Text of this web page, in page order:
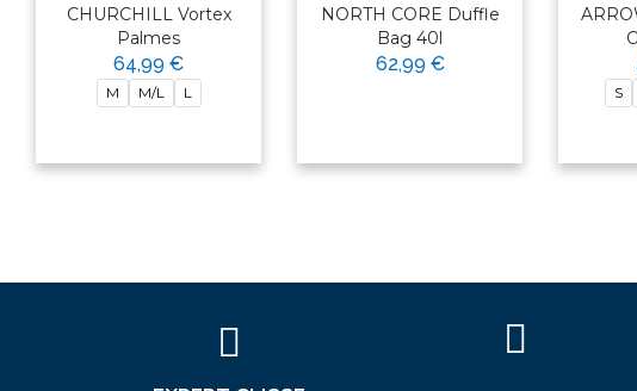
CHURCHILL Vortex
Palmes
64,99 €
M M/L L
NORTH CORE Duffle
Bag 40l
62,99 €
S
Bonjour ! Je suis votre expert